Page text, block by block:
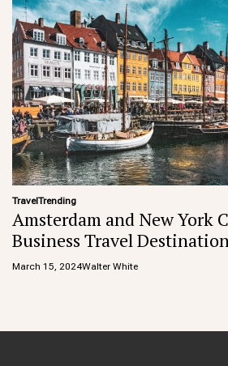
TravelTrending
Amsterdam and New York
Business Travel
March 15, 2024Walter White